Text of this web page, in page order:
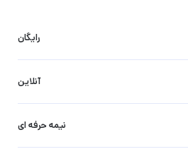
رایگان
آنلاین
نیمه حرفه ای